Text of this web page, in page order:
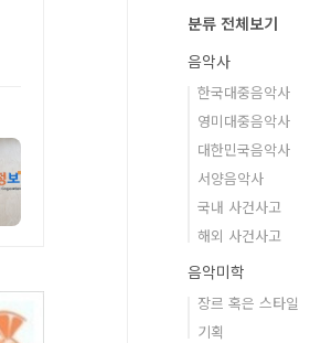
분류 전체보기
음악사
한국대중음악사
영미대중음악사
대한민국음악사
서양음악사
국내 사건사고
해외 사건사고
음악미학
장르 혹은 스타일
기획